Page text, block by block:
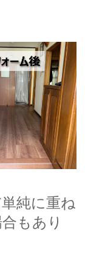
純に重ね
もあり